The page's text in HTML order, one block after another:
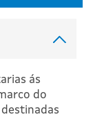
ás
do